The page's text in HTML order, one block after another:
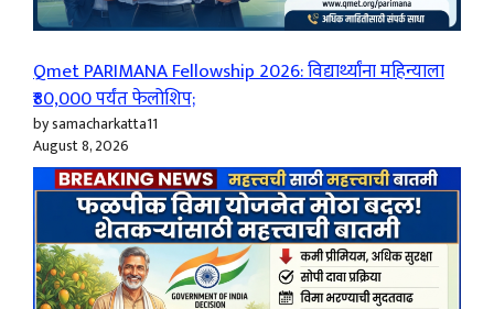
Qmet PARIMANA Fellowship 2026: विद्यार्थ्यांना महिन्याला
₹80,000 पर्यंत फेलोशिप;
by samacharkatta11
August 8, 2026